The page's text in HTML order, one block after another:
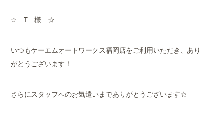
☆ T 様 ☆
いつもケーエムオートワークス福岡店をご利用いただき、あり
がとうございます！
さらにスタッフへのお気遣いまでありがとうございます☆